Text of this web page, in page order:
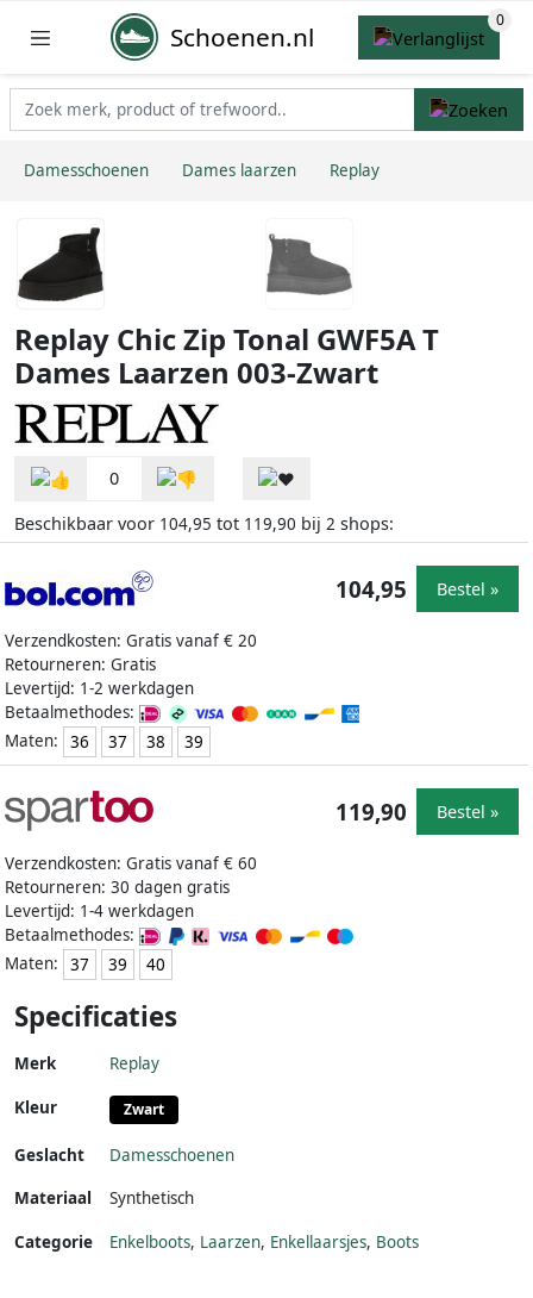
Schoenen.nl
Damesschoenen Dames laarzen Replay
Replay Chic Zip Tonal GWF5A T
Dames Laarzen 003-Zwart
0
Beschikbaar voor 104,95 tot 119,90 bij 2 shops:
Verzendkosten: Gratis vanaf € 20
Retourneren: Gratis
Levertijd: 1-2 werkdagen
Betaalmethodes:
Maten:
36 37 38 39
104,95 Bestel »
Verzendkosten: Gratis vanaf € 60
Retourneren: 30 dagen gratis
Levertijd: 1-4 werkdagen
Betaalmethodes:
Maten:
37 39 40
119,90 Bestel »
Specificaties
Merk Replay
Kleur Zwart
Geslacht
Damesschoenen
Materiaal
Synthetisch
Categorie Enkelboots, Laarzen, Enkellaarsjes, Boots